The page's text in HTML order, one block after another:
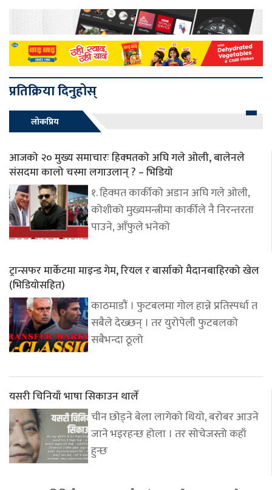
प्रतिक्रिया दिनुहोस्
लोकप्रिय
आजको २० मुख्य समाचारः हिक्मतको अघि गले ओली, बालेनले
संसदमा कालो चस्मा लगाउलान् ? – भिडियो
१. हिक्मत कार्कीको अडान अघि गले ओली,
कोशीको मुख्यमन्त्रीमा कार्कीले नै निरन्तरता
पाउने, आँफुले भनेको
ट्रान्सफर मार्केटमा माइन्ड गेम, रियल र बार्साको मैदानबाहिरको खेल
(भिडियोसहित)
काठमाडौं । फुटबलमा गोल हान्ने प्रतिस्पर्धा त
सबैले देख्छन् । तर युरोपेली फुटबलको
सबैभन्दा ठूलो
यसरी चिनियाँ भाषा सिकाउन थालेँ
चीन छोड्ने बेला लागेको थियो, बरोबर आउने
जाने भइरहन्छ होला । तर सोचेजस्तो कहाँ
हुन्छ